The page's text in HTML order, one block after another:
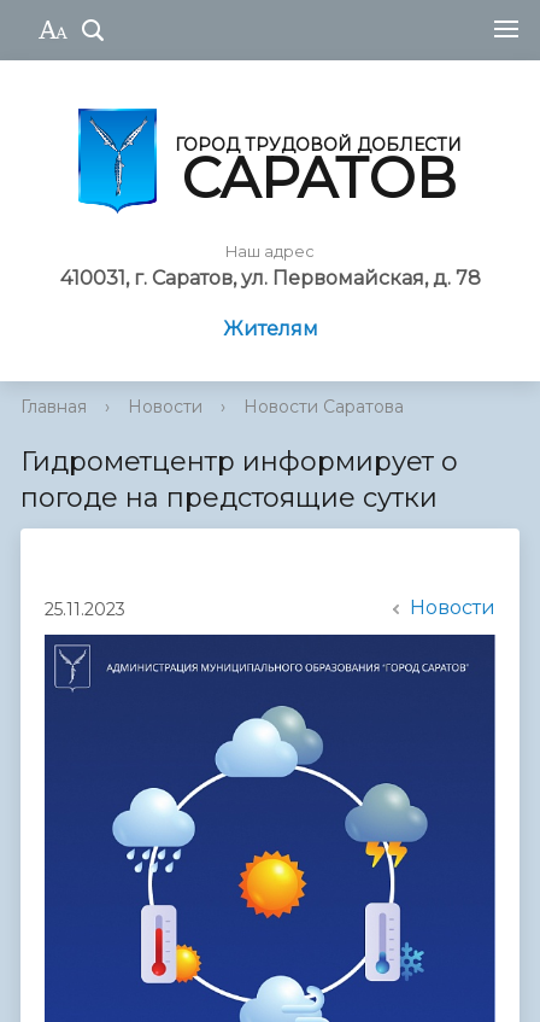
ГОРОД ТРУДОВОЙ ДОБЛЕСТИ
САРАТОВ
Наш адрес
410031, г. Саратов, ул. Первомайская, д. 78
Жителям
Главная › Новости › Новости Саратова
Гидрометцентр информирует о
погоде на предстоящие сутки
25.11.2023 Новости